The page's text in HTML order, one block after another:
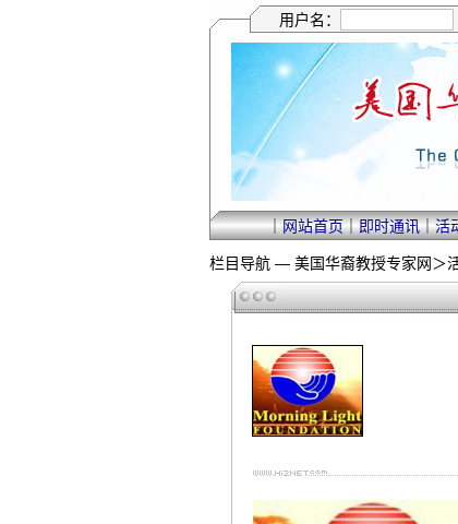
用户名：
｜网站首页｜即时通讯｜活
栏目导航 — 美国华裔教授专家网＞